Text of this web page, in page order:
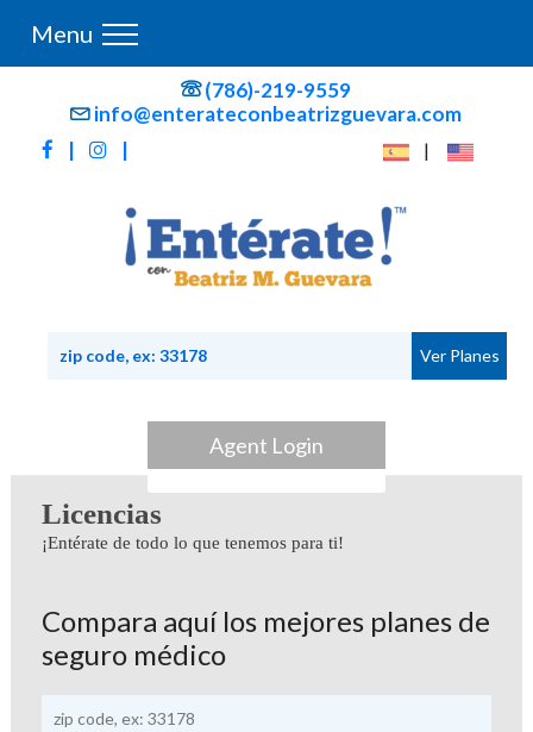
(786)-219-9559
info@enterateconbeatrizguevara.com
|
| |
Agent Login
Menu
Licencias
¡Entérate de todo lo que tenemos para ti!
Compara aquí los mejores planes de
seguro médico